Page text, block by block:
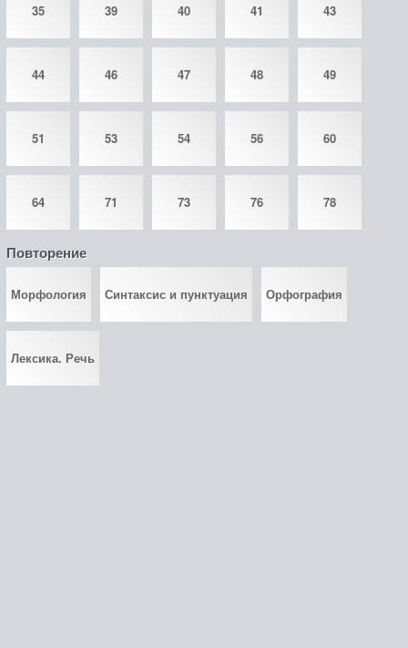
35 39 40 41 43
44 46 47 48 49
51 53 54 56 60
64 71 73 76 78
Повторение
Морфология Синтаксис и пунктуация Орфография
Лексика. Речь